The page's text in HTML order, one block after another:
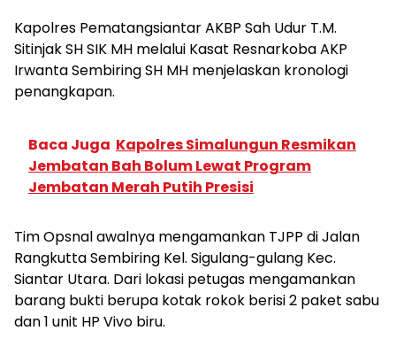
Kapolres Pematangsiantar AKBP Sah Udur T.M.
Sitinjak SH SIK MH melalui Kasat Resnarkoba AKP
Irwanta Sembiring SH MH menjelaskan kronologi
penangkapan.
Baca Juga Kapolres Simalungun Resmikan
Jembatan Bah Bolum Lewat Program
Jembatan Merah Putih Presisi
Tim Opsnal awalnya mengamankan TJPP di Jalan
Rangkutta Sembiring Kel. Sigulang-gulang Kec.
Siantar Utara. Dari lokasi petugas mengamankan
barang bukti berupa kotak rokok berisi 2 paket sabu
dan 1 unit HP Vivo biru.